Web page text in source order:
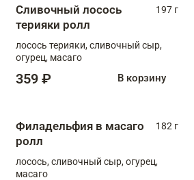
Сливочный лосось
терияки ролл
197 г
лосось терияки, сливочный сыр,
огурец, масаго
359 ₽ В корзину
Филадельфия в масаго
ролл
182 г
лосось, сливочный сыр, огурец,
масаго